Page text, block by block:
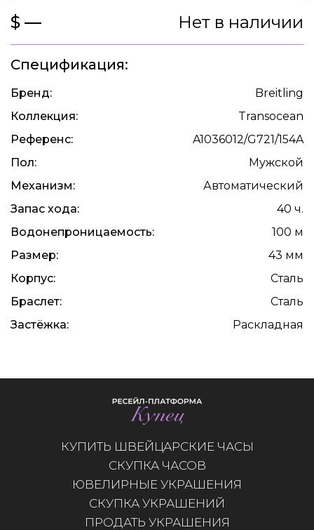
$ — Нет в наличии
Спецификация:
Бренд:
Breitling
Коллекция:
Transocean
Референс:
A1036012/G721/154A
Пол:
Мужской
Механизм:
Автоматический
Запас хода:
40 ч.
Водонепроницаемость:
100 м
Размер:
43 мм
Корпус:
Сталь
Браслет:
Сталь
Застёжка:
Раскладная
КУПИТЬ ШВЕЙЦАРСКИЕ ЧАСЫ
СКУПКА ЧАСОВ
ЮВЕЛИРНЫЕ УКРАШЕНИЯ
СКУПКА УКРАШЕНИЙ
ПРОДАТЬ УКРАШЕНИЯ